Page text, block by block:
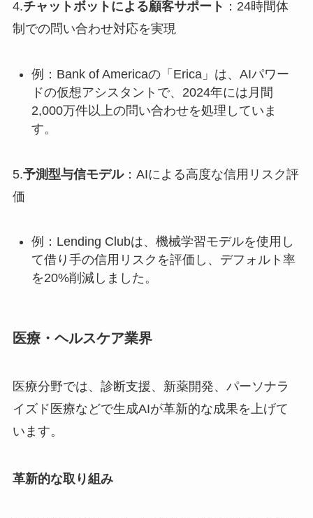
4.チャットボットによる顧客サポート ：24時間体
制での問い合わせ対応を実現
例：Bank of Americaの「Erica」は、AIパワー
ドの仮想アシスタントで、2024年には月間
2,000万件以上の問い合わせを処理していま
す。
5.予測型与信モデル：AIによる高度な信用リスク評
価
例：Lending Clubは、機械学習モデルを使用し
て借り手の信用リスクを評価し、デフォルト率
を20%削減しました。
医療・ヘルスケア業界
医療分野では、診断支援、新薬開発、パーソナラ
イズド医療などで生成AIが革新的な成果を上げて
います。
革新的な取り組み